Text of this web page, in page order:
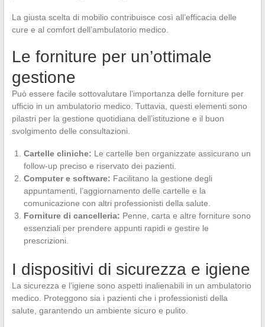
La giusta scelta di mobilio contribuisce così all’efficacia delle
cure e al comfort dell’ambulatorio medico.
Le forniture per un’ottimale
gestione
Può essere facile sottovalutare l’importanza delle forniture per
ufficio in un ambulatorio medico. Tuttavia, questi elementi sono
pilastri per la gestione quotidiana dell’istituzione e il buon
svolgimento delle consultazioni.
Cartelle cliniche: Le cartelle ben organizzate assicurano un
follow-up preciso e riservato dei pazienti.
Computer e software: Facilitano la gestione degli
appuntamenti, l’aggiornamento delle cartelle e la
comunicazione con altri professionisti della salute.
Forniture di cancelleria: Penne, carta e altre forniture sono
essenziali per prendere appunti rapidi e gestire le
prescrizioni.
I dispositivi di sicurezza e igiene
La sicurezza e l’igiene sono aspetti inalienabili in un ambulatorio
medico. Proteggono sia i pazienti che i professionisti della
salute, garantendo un ambiente sicuro e pulito.